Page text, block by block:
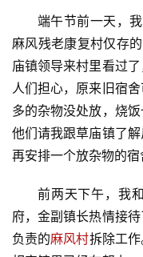
端午节前一天，
麻风残老康复村仅存
庙镇领导来村里看过
人们担心，原来旧宿
多的杂物没处放，烧
他们请我跟草庙镇了
再安排一个放杂物的宿
前两天下午，我
府，金副镇长热情接
负责的麻风村拆除工